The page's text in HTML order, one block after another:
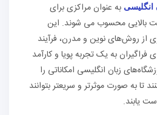
انگلیسی به عنوان مراکزی برای
بالایی محسوب می ‌شوند. این
از روش‌های نوین و مدرن، فرآیند
فراگیران به یک تجربه پویا و کارآمد
زبان انگلیسی امکاناتی را
تا به صورت موثرتر و سریعتر بتوانند
یابند.